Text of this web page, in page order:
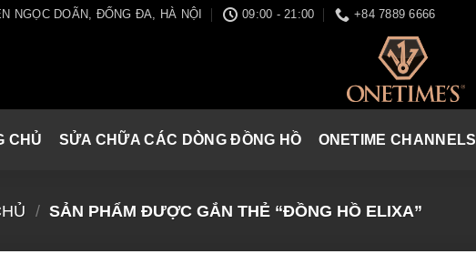
NGỌC DOÃN, ĐỐNG ĐA, HÀ NỘI 09:00 - 21:00 +84 7889 6666
CHỦ SỬA CHỮA CÁC DÒNG ĐỒNG HỒ ONETIME CHANNELS
/ SẢN PHẨM ĐƯỢC GẮN THẺ “ĐỒNG HỒ ELIXA”